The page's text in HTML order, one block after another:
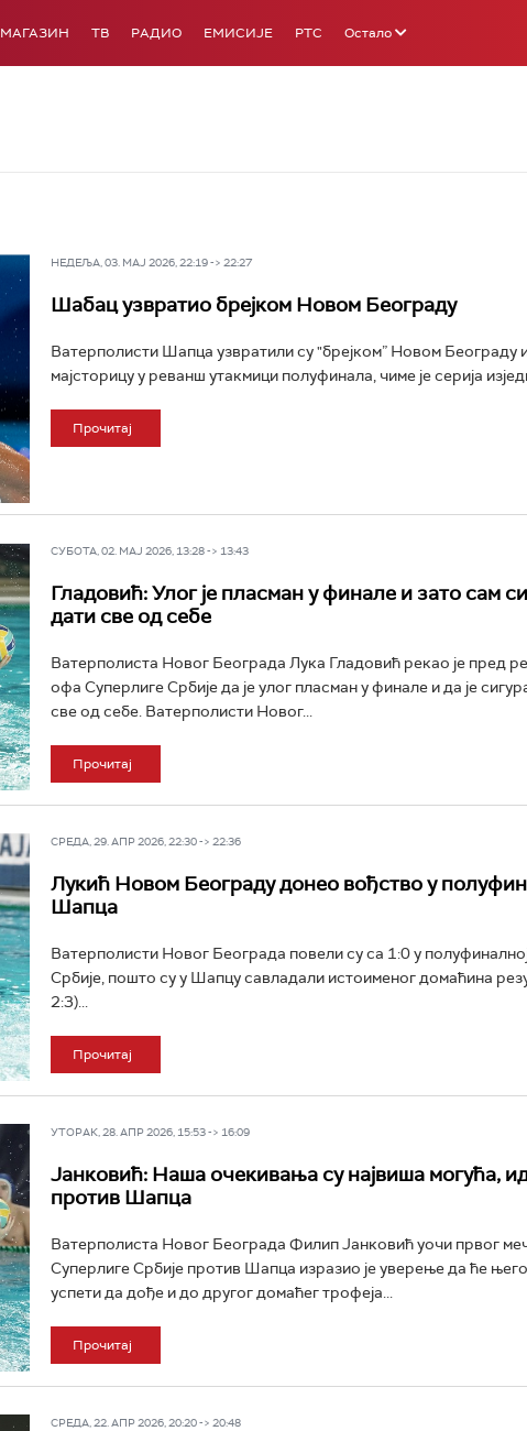
МАГАЗИН ТВ РАДИО ЕМИСИЈЕ РТС Остало
НЕДЕЉА, 03. МАЈ 2026, 22:19 -> 22:27
Шабац узвратио брејком Новом Београду
Ватерполисти Шапца узвратили су "брејком” Новом Београду
мајсторицу у реванш утакмици полуфинала, чиме је серија
Прочитај
СУБОТА, 02. МАЈ 2026, 13:28 -> 13:43
Гладовић: Улог је пласман у финале и зато сам
дати све од себе
Ватерполиста Новог Београда Лука Гладовић рекао је пред
офа Суперлиге Србије да је улог пласман у финале и да је
све од себе. Ватерполисти Новог...
Прочитај
СРЕДА, 29. АПР 2026, 22:30 -> 22:36
Лукић Новом Београду донео вођство у
Шапца
Ватерполисти Новог Београда повели су са 1:0 у
Србије, пошто су у Шапцу савладали истоименог домаћина
2:3)...
Прочитај
УТОРАК, 28. АПР 2026, 15:53 -> 16:09
Јанковић: Наша очекивања су највиша могућа,
против Шапца
Ватерполиста Новог Београда Филип Јанковић уочи првог
Суперлиге Србије против Шапца изразио је уверење да ће
успети да дође и до другог домаћег трофеја...
Прочитај
СРЕДА, 22. АПР 2026, 20:20 -> 20:48